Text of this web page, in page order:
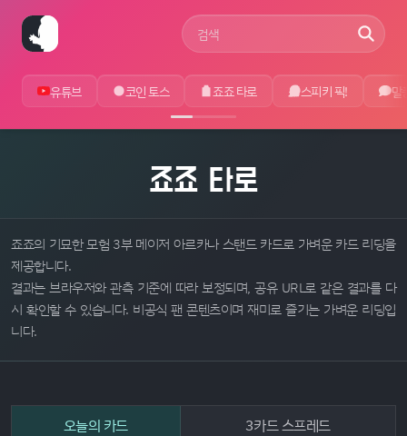
사이트 검색어
유튜브 코인 토스 죠죠 타로 스피키 픽! 말
죠죠 타로
죠죠의 기묘한 모험 3부 메이저 아르카나 스탠드 카드로 가벼운 카드 리딩을
제공합니다.
결과는 브라우저와 관측 기준에 따라 보정되며, 공유 URL로 같은 결과를 다
시 확인할 수 있습니다. 비공식 팬 콘텐츠이며 재미로 즐기는 가벼운 리딩입
니다.
오늘의 카드 3카드 스프레드